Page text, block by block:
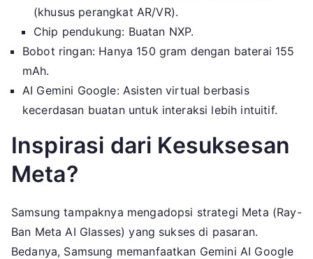
(khusus perangkat AR/VR).
Chip pendukung: Buatan NXP.
Bobot ringan: Hanya 150 gram dengan baterai 155
mAh.
AI Gemini Google: Asisten virtual berbasis
kecerdasan buatan untuk interaksi lebih intuitif.
Inspirasi dari Kesuksesan
Meta?
Samsung tampaknya mengadopsi strategi Meta (Ray-
Ban Meta AI Glasses) yang sukses di pasaran.
Bedanya, Samsung memanfaatkan Gemini AI Google